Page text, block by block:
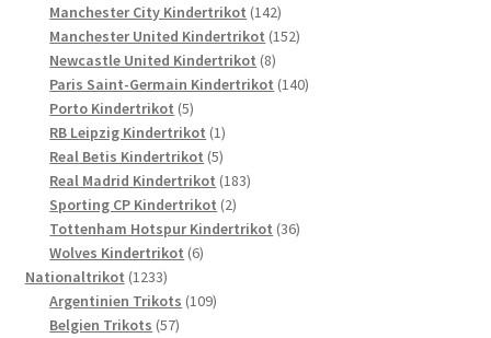
Produkte
Manchester City Kindertrikot 142142
Produkte
Manchester United Kindertrikot 152152
Newcastle United Kindertrikot 88
Produkte
Paris Saint-Germain Kindertrikot 140140
Porto Kindertrikot 55
Produkte
RB Leipzig Kindertrikot 11
Produkt
Real Betis Kindertrikot 55
Produkte
Real Madrid Kindertrikot 183183
Sporting CP Kindertrikot 22
Produkte
Tottenham Hotspur Kindertrikot 3636
Wolves Kindertrikot 66
Nationaltrikot 12331233
Produkte
Argentinien Trikots 109109
Belgien Trikots 5757